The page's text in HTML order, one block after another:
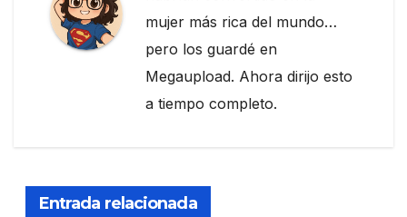
mujer más rica del mundo…
pero los guardé en
Megaupload. Ahora dirijo esto
a tiempo completo.
Entrada relacionada